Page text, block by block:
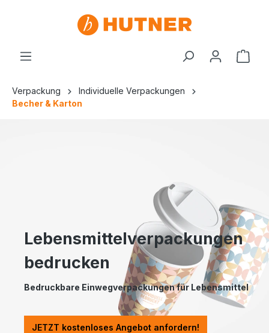
Verpackung
Individuelle Verpackungen
Becher & Karton
Lebensmittelverpackungen
bedrucken
Bedruckbare Einwegverpackungen für Lebensmittel
JETZT kostenloses Angebot anfordern!